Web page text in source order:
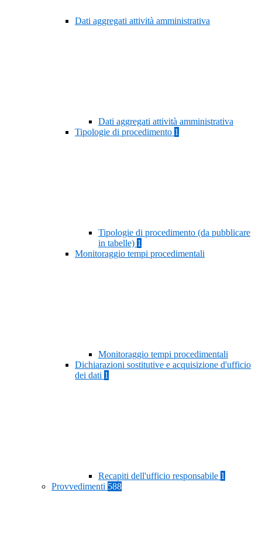
Dati aggregati attività amministrativa
Dati aggregati attività amministrativa
Tipologie di procedimento 1
Tipologie di procedimento (da pubblicare
in tabelle) 1
Monitoraggio tempi procedimentali
Monitoraggio tempi procedimentali
Dichiarazioni sostitutive e acquisizione d'ufficio
dei dati 1
Recapiti dell'ufficio responsabile 1
Provvedimenti 588